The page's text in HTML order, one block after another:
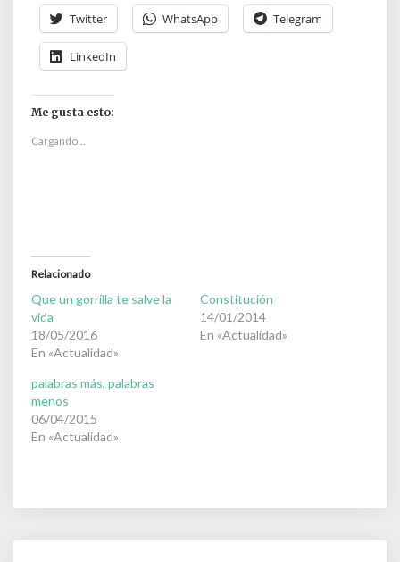
Twitter WhatsApp Telegram
LinkedIn
Me gusta esto:
Cargando...
Relacionado
Que un gorrilla te salve la
vida
18/05/2016
En «Actualidad»
Constitución
14/01/2014
En «Actualidad»
palabras más, palabras
menos
06/04/2015
En «Actualidad»